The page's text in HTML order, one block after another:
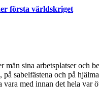
första världskriget
sina arbetsplatser och
sabelfästena och på
med innan det hela